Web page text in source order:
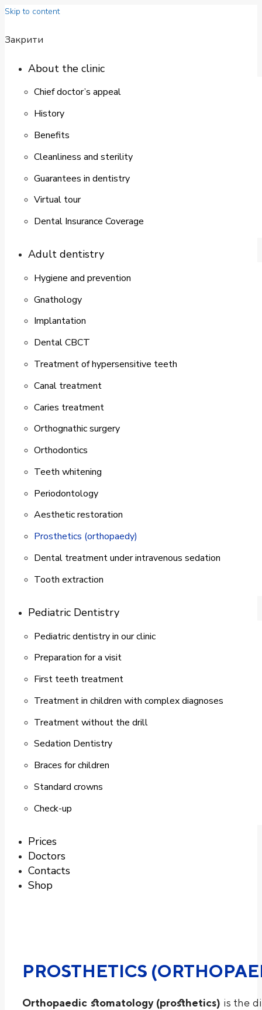
Skip to content
Закрити
About the clinic
Chief doctor’s appeal
History
Benefits
Cleanliness and sterility
Guarantees in dentistry
Virtual tour
Dental Insurance Coverage
Adult dentistry
Hygiene and prevention
Gnathology
Implantation
Dental CBCT
Treatment of hypersensitive teeth
Canal treatment
Caries treatment
Orthognathic surgery
Orthodontics
Teeth whitening
Periodontology
Aesthetic restoration
Prosthetics (orthopaedy)
Dental treatment under intravenous sedation
Tooth extraction
Pediatric Dentistry
Pediatric dentistry in our clinic
Preparation for a visit
First teeth treatment
Treatment in children with complex diagnoses
Treatment without the drill
Sedation Dentistry
Braces for children
Standard crowns
Check-up
Prices
Doctors
Contacts
Shop
PROSTHETICS
Orthopaedic stomatology (prosthetics) is the